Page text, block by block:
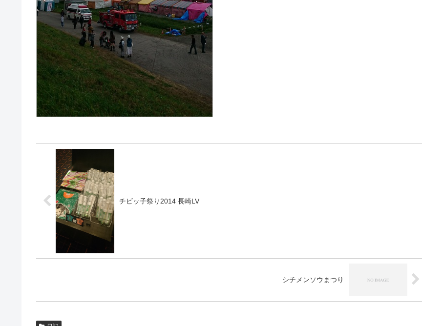
チビッ子祭り2014 長崎LV
シチメンソウまつり